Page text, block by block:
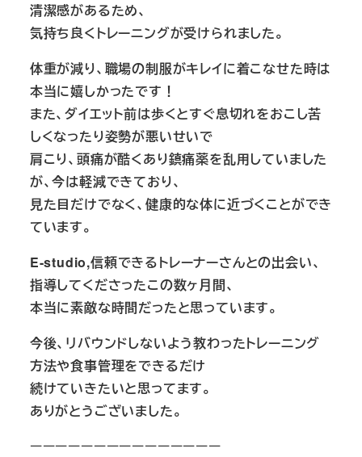
清潔感があるため、
気持ち良くトレーニングが受けられました。
体重が減り、職場の制服がキレイに着こなせた時は
本当に嬉しかったです！
また、ダイエット前は歩くとすぐ息切れをおこし苦
しくなったり姿勢が悪いせいで
肩こり、頭痛が酷くあり鎮痛薬を乱用していました
が、今は軽減できており、
見た目だけでなく、健康的な体に近づくことができ
ています。
E-studio,信頼できるトレーナーさんとの出会い、
指導してくださったこの数ヶ月間、
本当に素敵な時間だったと思っています。
今後、リバウンドしないよう教わったトレーニング
方法や食事管理をできるだけ
続けていきたいと思ってます。
ありがとうございました。
ーーーーーーーーーーーーーーー